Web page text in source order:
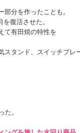
分を作ったことも。
復活させた。
て有田焼の特性を
タンド、スイッチプレ
た。